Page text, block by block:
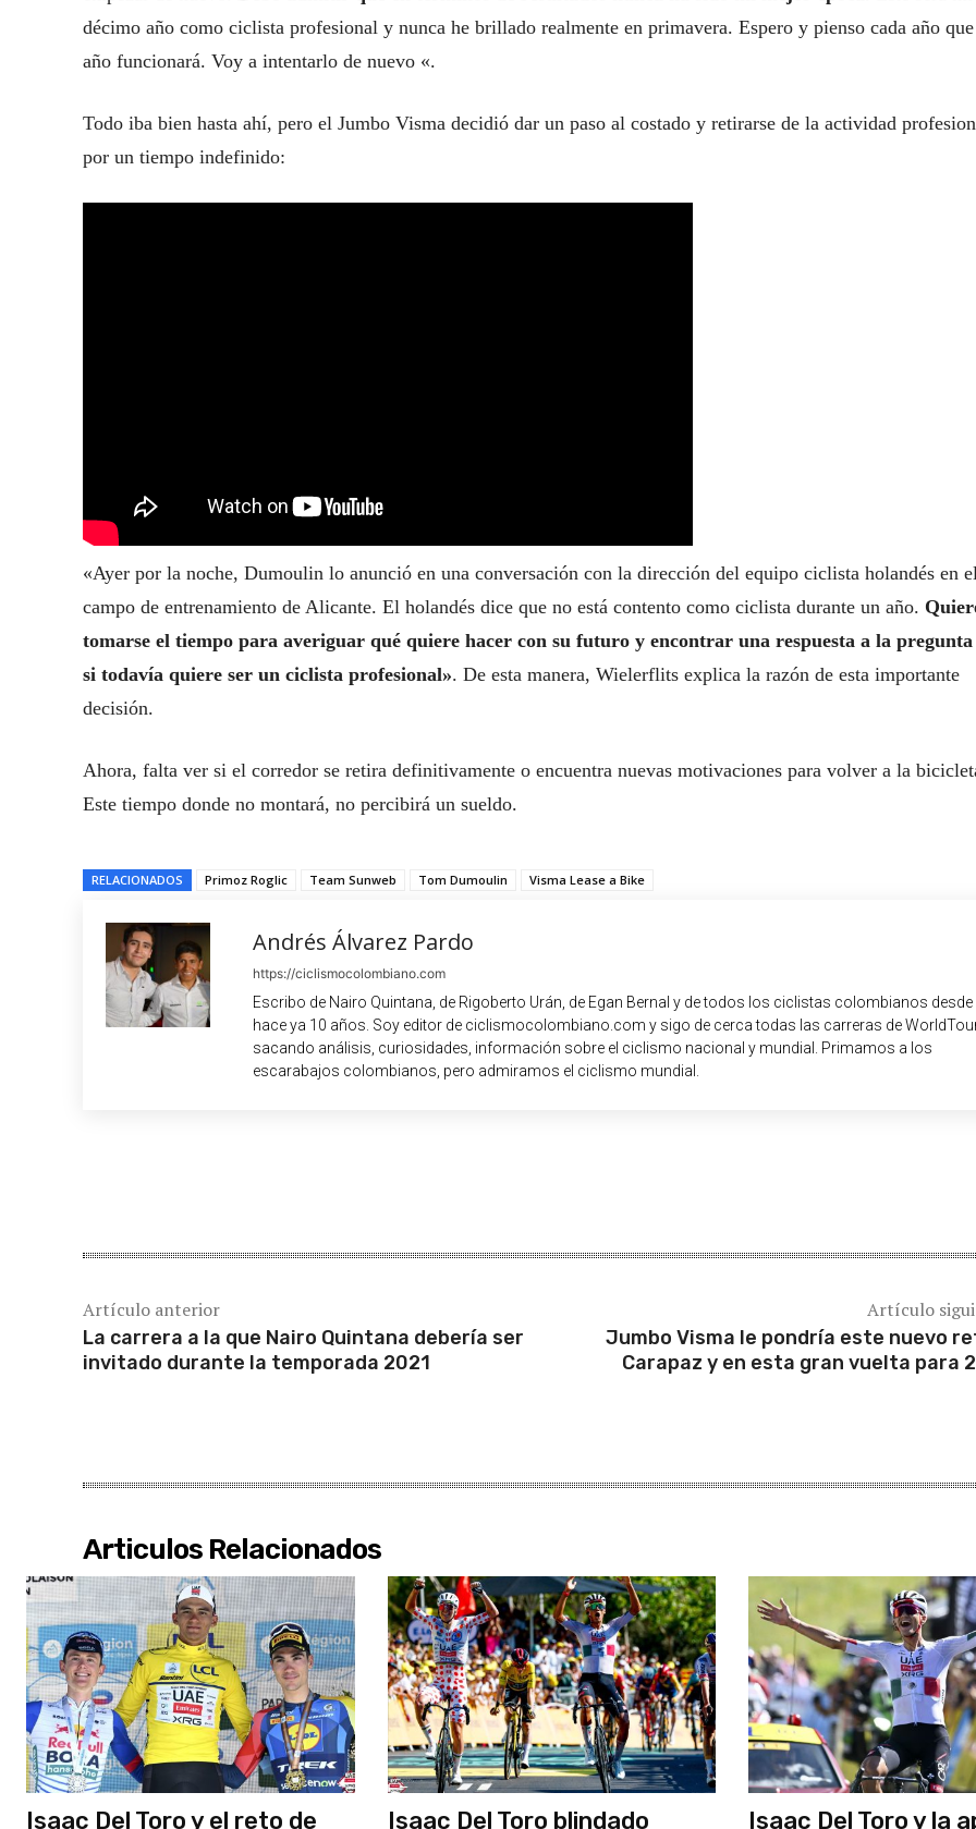
décimo año como ciclista profesional y nunca he brillado realmente en primavera. Espero y pienso cada año que
año funcionará. Voy a intentarlo de nuevo «.
Todo iba bien hasta ahí, pero el Jumbo Visma decidió dar un paso al costado y retirarse de la actividad
por un tiempo indefinido:
«Ayer por la noche, Dumoulin lo anunció en una conversación con la dirección del equipo ciclista holandés en
campo de entrenamiento de Alicante. El holandés dice que no está contento como ciclista durante un año.
tomarse el tiempo para averiguar qué quiere hacer con su futuro y encontrar una respuesta a la pregunta
si todavía quiere ser un ciclista profesional». De esta manera, Wielerflits explica la razón de esta importante
decisión.
Ahora, falta ver si el corredor se retira definitivamente o encuentra nuevas motivaciones para volver a la
Este tiempo donde no montará, no percibirá un sueldo.
RELACIONADOS Primoz Roglic Team Sunweb Tom Dumoulin Visma Lease a Bike
Andrés Álvarez Pardo
https://ciclismocolombiano.com
Escribo de Nairo Quintana, de Rigoberto Urán, de Egan Bernal y de todos los ciclistas colombianos desde
hace ya 10 años. Soy editor de ciclismocolombiano.com y sigo de cerca todas las carreras de
sacando análisis, curiosidades, información sobre el ciclismo nacional y mundial. Primamos a los
escarabajos colombianos, pero admiramos el ciclismo mundial.
Artículo anterior
La carrera a la que Nairo Quintana debería ser
invitado durante la temporada 2021
Artículo
Jumbo Visma le pondría este nuevo
Carapaz y en esta gran vuelta para
Articulos Relacionados
Isaac Del Toro y el reto de Isaac Del Toro blindado Isaac Del Toro y la